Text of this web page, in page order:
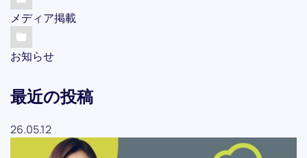
メディア掲載
お知らせ
最近の投稿
26.05.12